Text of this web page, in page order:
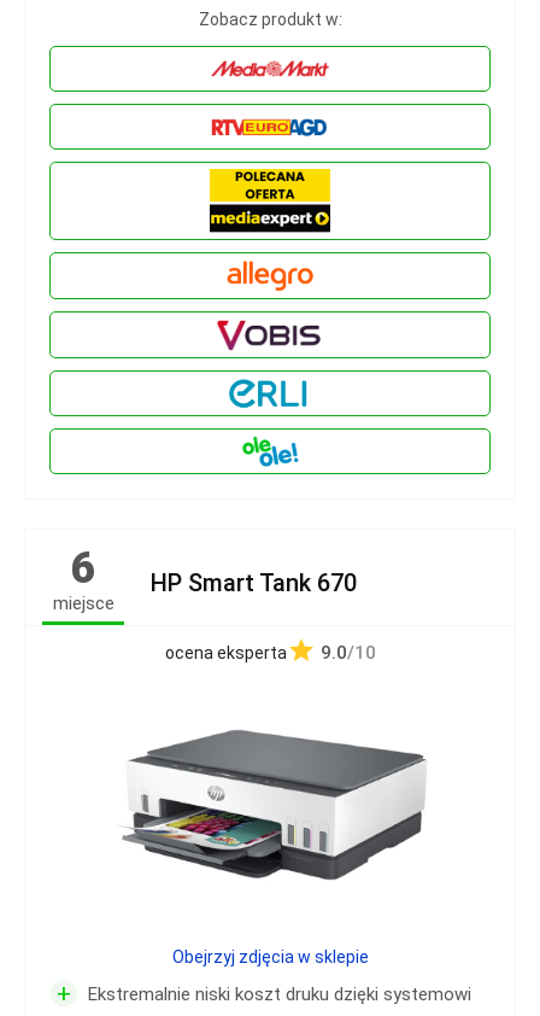
Zobacz produkt w:
6
miejsce
HP Smart Tank 670
ocena eksperta 9.0/10
+
Ekstremalnie niski koszt druku dzięki systemowi
Obejrzyj zdjęcia w sklepie